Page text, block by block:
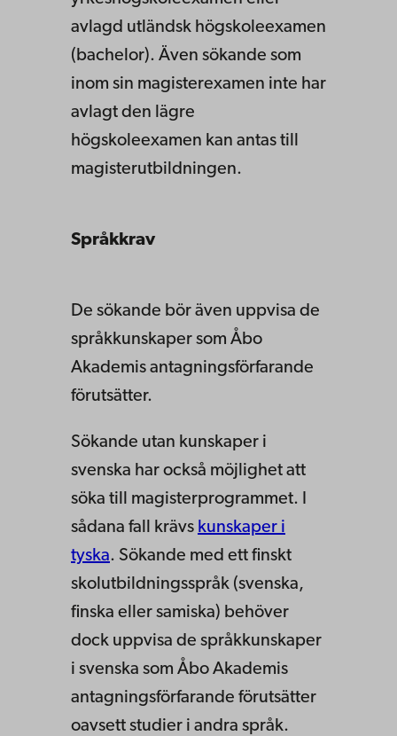
avlagd utländsk högskoleexamen
(bachelor). Även sökande som
inom sin magisterexamen inte har
avlagt den lägre
högskoleexamen kan antas till
magisterutbildningen.
Språkkrav
De sökande bör även uppvisa de
språkkunskaper som Åbo
Akademis antagningsförfarande
förutsätter.
Sökande utan kunskaper i
svenska har också möjlighet att
söka till magisterprogrammet. I
sådana fall krävs kunskaper i
tyska. Sökande med ett finskt
skolutbildningsspråk (svenska,
finska eller samiska) behöver
dock uppvisa de språkkunskaper
i svenska som Åbo Akademis
antagningsförfarande förutsätter
oavsett studier i andra språk.